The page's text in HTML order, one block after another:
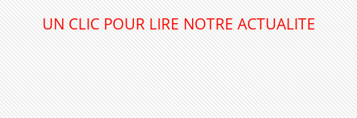
UN CLIC POUR LIRE NOTRE ACTUALITE